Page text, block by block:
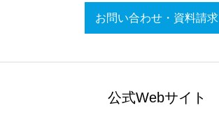
お問い合わせ・資料請求
公式Webサイト